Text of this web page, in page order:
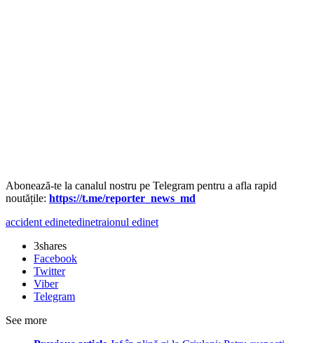
‍Abonează-te la canalul nostru pe Telegram pentru a afla rapid
noutățile: https://t.me/reporter_news_md
accident edinetedinetraionul edinet
3shares
Facebook
Twitter
Viber
Telegram
See more